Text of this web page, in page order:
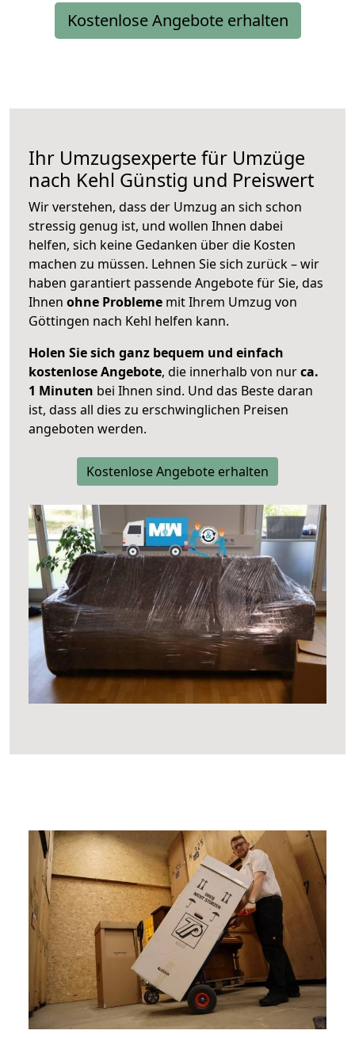
Kostenlose Angebote erhalten
Ihr Umzugsexperte für Umzüge
nach Kehl Günstig und Preiswert
Wir verstehen, dass der Umzug an sich schon
stressig genug ist, und wollen Ihnen dabei
helfen, sich keine Gedanken über die Kosten
machen zu müssen. Lehnen Sie sich zurück – wir
haben garantiert passende Angebote für Sie, das
Ihnen ohne Probleme mit Ihrem Umzug von
Göttingen nach Kehl helfen kann.
Holen Sie sich ganz bequem und einfach
kostenlose Angebote, die innerhalb von nurca.
1 Minuten bei Ihnen sind. Und das Beste daran
ist, dass all dies zu erschwinglichen Preisen
angeboten werden.
Kostenlose Angebote erhalten